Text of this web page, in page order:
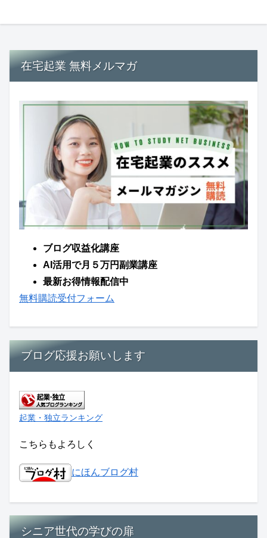
在宅起業 無料メルマガ
ブログ収益化講座
AI活用で月５万円副業講座
最新お得情報配信中
無料購読受付フォーム
ブログ応援お願いします
起業・独立ランキング
こちらもよろしく
にほんブログ村
シニア世代の学びの扉